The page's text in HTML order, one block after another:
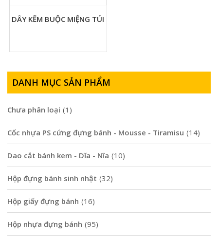
DÂY KẼM BUỘC MIỆNG TÚI
DANH MỤC SẢN PHẨM
Chưa phân loại (1)
Cốc nhựa PS cứng đựng bánh - Mousse - Tiramisu (14)
Dao cắt bánh kem - Dĩa - Nĩa (10)
Hộp đựng bánh sinh nhật (32)
Hộp giấy đựng bánh (16)
Hộp nhựa đựng bánh (95)